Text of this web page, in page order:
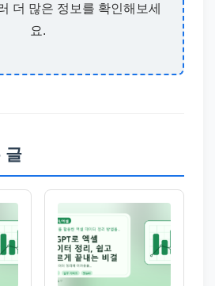
더 많은 정보를 확인해보세
요.
글